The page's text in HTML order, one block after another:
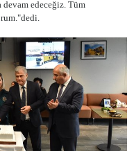
edeceğiz. Tüm